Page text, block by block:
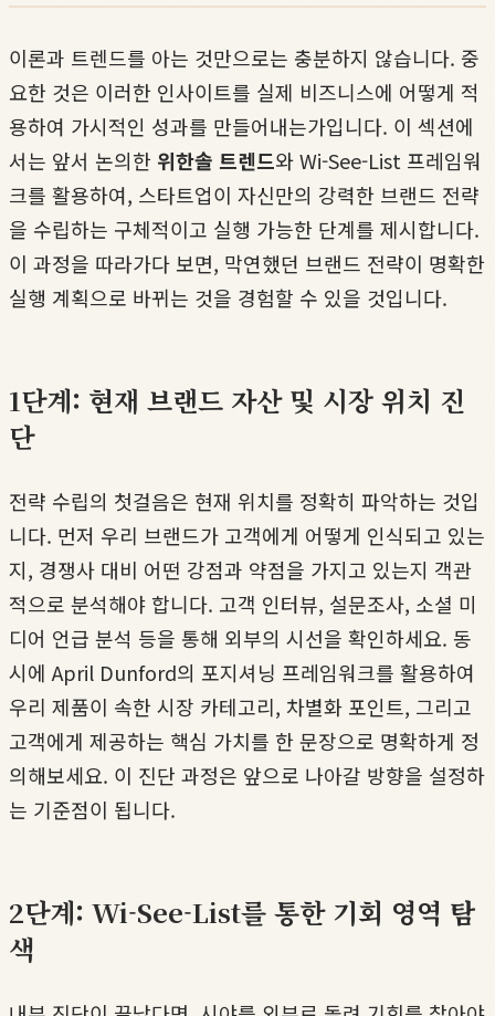
이론과 트렌드를 아는 것만으로는 충분하지 않습니다. 중
요한 것은 이러한 인사이트를 실제 비즈니스에 어떻게 적
용하여 가시적인 성과를 만들어내는가입니다. 이 섹션에
서는 앞서 논의한 위한솔 트렌드와 Wi-See-List 프레임워
크를 활용하여, 스타트업이 자신만의 강력한 브랜드 전략
을 수립하는 구체적이고 실행 가능한 단계를 제시합니다.
이 과정을 따라가다 보면, 막연했던 브랜드 전략이 명확한
실행 계획으로 바뀌는 것을 경험할 수 있을 것입니다.
1단계: 현재 브랜드 자산 및 시장 위치 진
단
전략 수립의 첫걸음은 현재 위치를 정확히 파악하는 것입
니다. 먼저 우리 브랜드가 고객에게 어떻게 인식되고 있는
지, 경쟁사 대비 어떤 강점과 약점을 가지고 있는지 객관
적으로 분석해야 합니다. 고객 인터뷰, 설문조사, 소셜 미
디어 언급 분석 등을 통해 외부의 시선을 확인하세요. 동
시에 April Dunford의 포지셔닝 프레임워크를 활용하여
우리 제품이 속한 시장 카테고리, 차별화 포인트, 그리고
고객에게 제공하는 핵심 가치를 한 문장으로 명확하게 정
의해보세요. 이 진단 과정은 앞으로 나아갈 방향을 설정하
는 기준점이 됩니다.
2단계: Wi-See-List를 통한 기회 영역 탐
색